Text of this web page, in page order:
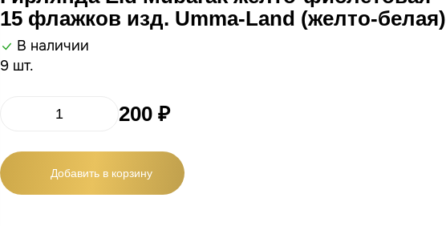
15 флажков изд. Umma-Land (желто-белая)
В наличии
9 шт.
200 ₽
Добавить в корзину